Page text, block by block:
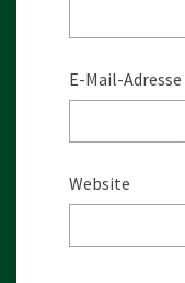
E-Mail-Adresse
Website